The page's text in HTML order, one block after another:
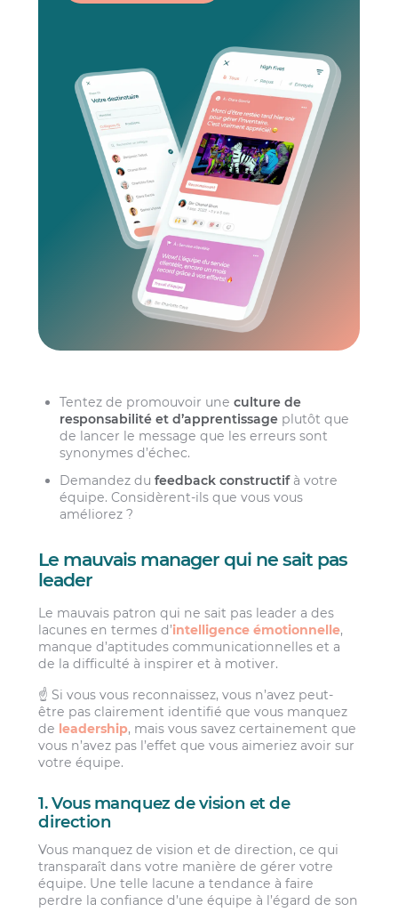
Tentez de promouvoir uneculture de
responsabilité et d’apprentissage plutôt que
de lancer le message que les erreurs sont
synonymes d’échec.
Demandez dufeedback constructifà votre
équipe. Considèrent-ils que vous vous
améliorez ?
Le mauvais manager qui ne sait pas
leader
Le mauvais patron qui ne sait pas leader a des
lacunes en termes d’intelligence émotionnelle,
manque d’aptitudes communicationnelles et a
de la difficulté à inspirer et à motiver.
☝️ Si vous vous reconnaissez, vous n’avez peut-
être pas clairement identifié que vous manquez
de leadership, mais vous savez certainement que
vous n’avez pas l’effet que vous aimeriez avoir sur
votre équipe.
1. Vous manquez de vision et de
direction
Vous manquez de vision et de direction, ce qui
transparaît dans votre manière de gérer votre
équipe. Une telle lacune a tendance à faire
perdre la confiance d’une équipe à l’égard de son